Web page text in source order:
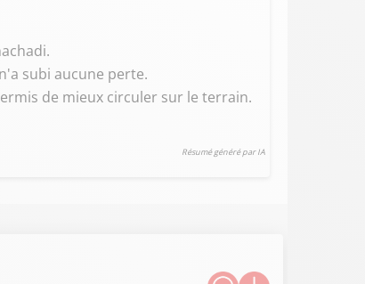
subi aucune perte.
de mieux circuler sur le terrain.
Résumé généré par IA